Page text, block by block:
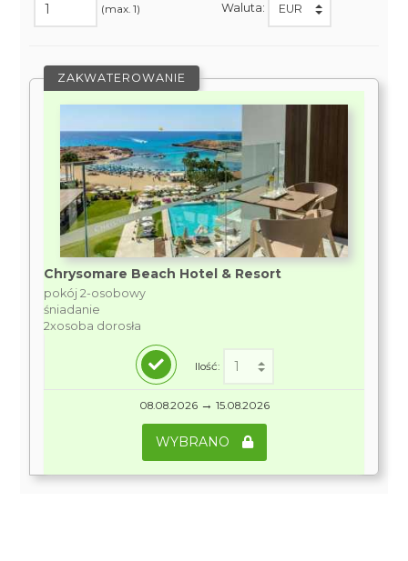
(max. 1) Waluta:
ZAKWATEROWANIE
Chrysomare Beach Hotel & Resort
pokój 2-osobowy
śniadanie
2xosoba dorosła
Ilość:
08.08.2026 → 15.08.2026
WYBRANO